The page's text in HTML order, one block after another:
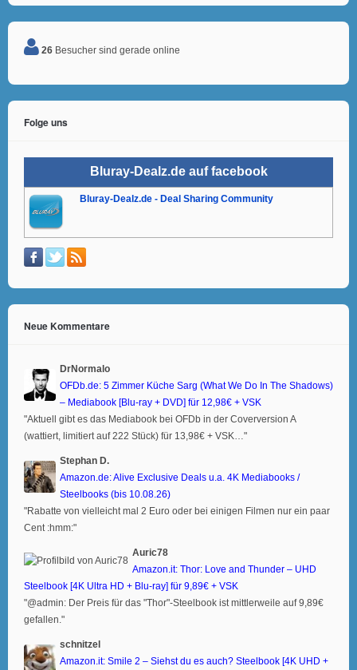
26 Besucher sind gerade online
Folge uns
Bluray-Dealz.de auf facebook
Bluray-Dealz.de - Deal Sharing Community
Neue Kommentare
DrNormalo
OFDb.de: 5 Zimmer Küche Sarg (What We Do In The Shadows)
– Mediabook [Blu-ray + DVD] für 12,98€ + VSK
"Aktuell gibt es das Mediabook bei OFDb in der Coverversion A
(wattiert, limitiert auf 222 Stück) für 13,98€ + VSK…"
Stephan D.
Amazon.de: Alive Exclusive Deals u.a. 4K Mediabooks /
Steelbooks (bis 10.08.26)
"Rabatte von vielleicht mal 2 Euro oder bei einigen Filmen nur ein paar
Cent :hmm:"
Auric78
Amazon.it: Thor: Love and Thunder – UHD
Steelbook [4K Ultra HD + Blu-ray] für 9,89€ + VSK
"@admin: Der Preis für das "Thor"-Steelbook ist mittlerweile auf 9,89€
gefallen."
schnitzel
Amazon.it: Smile 2 – Siehst du es auch? Steelbook [4K UHD +